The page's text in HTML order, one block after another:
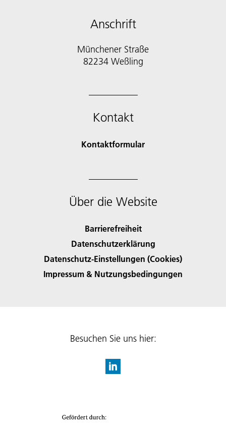
Anschrift
Münchener Straße
82234 Weßling
Kontakt
Kontaktformular
Über die Website
Barrierefreiheit
Datenschutzerklärung
Datenschutz-Einstellungen (Cookies)
Impressum & Nutzungsbedingungen
Besuchen Sie uns hier: